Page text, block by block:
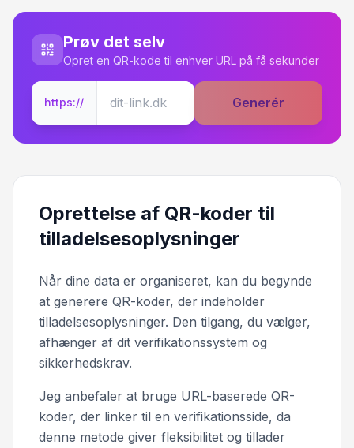
Prøv det selv
Opret en QR-kode til enhver URL på få sekunder
https:// Generér
Oprettelse af QR-koder til
tilladelsesoplysninger
Når dine data er organiseret, kan du begynde
at generere QR-koder, der indeholder
tilladelsesoplysninger. Den tilgang, du vælger,
afhænger af dit verifikationssystem og
sikkerhedskrav.
Jeg anbefaler at bruge URL-baserede QR-
koder, der linker til en verifikationsside, da
denne metode giver fleksibilitet og tillader